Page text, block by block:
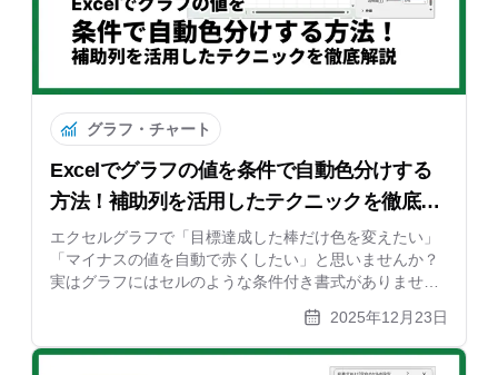
グラフ・チャート
Excelでグラフの値を条件で自動色分けする
方法！補助列を活用したテクニックを徹底解
説
エクセルグラフで「目標達成した棒だけ色を変えたい」
「マイナスの値を自動で赤くしたい」と思いませんか？
実はグラフにはセルのような条件付き書式がありませ
せてグラフの色を自動で切り替える方法を初心者向けに
分かりやすく解説します。
2025年12月23日